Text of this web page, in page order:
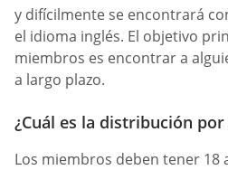
y difícilmente se encontrará
el idioma inglés. El objetivo
miembros es encontrar a
a largo plazo.
¿Cuál es la distribución por
Los miembros deben tener 18